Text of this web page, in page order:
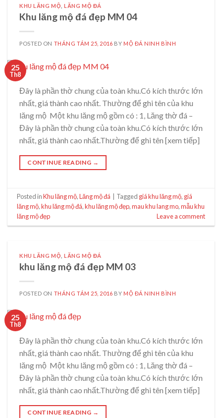
KHU LĂNG MỘ ,LĂNG MỘ ĐÁ
Khu lăng mộ đá đẹp MM 04
POSTED ON THÁNG TÁM 25, 2016 BY MỘ ĐÁ NINH BÌNH
25
Th8
Đây là phần thờ chung của toàn khu.Có kích thước lớn
nhất, giá thành cao nhất. Thường để ghi tên của khu
lăng mộ Một khu lăng mộ gồm có : 1, Lăng thờ đá –
Đây là phần thờ chung của toàn khu.Có kích thước lớn
nhất, giá thành cao nhất.Thường để ghi tên [xem tiếp]
CONTINUE READING →
Posted inKhu lăng mộ,Lăng mộ đá Tagged giá khu lăng mộ, giá
lăng mộ,khu lăng mộ đá,khu lăng mộ đẹp,mau khu lang mo,mẫu khu
lăng mộ đẹp
Leave a comment
KHU LĂNG MỘ ,LĂNG MỘ ĐÁ
khu lăng mộ đá đẹp MM 03
POSTED ON THÁNG TÁM 25, 2016 BY MỘ ĐÁ NINH BÌNH
25
Th8
Đây là phần thờ chung của toàn khu.Có kích thước lớn
nhất, giá thành cao nhất. Thường để ghi tên của khu
lăng mộ Một khu lăng mộ gồm có : 1, Lăng thờ đá –
Đây là phần thờ chung của toàn khu.Có kích thước lớn
nhất, giá thành cao nhất.Thường để ghi tên [xem tiếp]
CONTINUE READING →